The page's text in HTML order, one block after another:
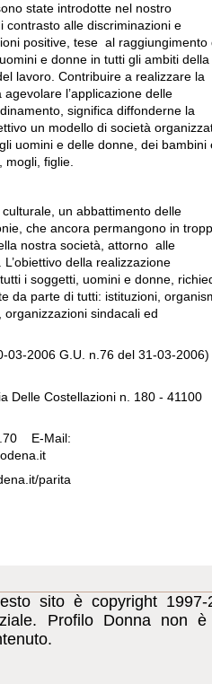
state introdotte nel nostro
contrasto alle discriminazioni e
positive, tese al raggiungimento
e donne in tutti gli ambiti della
lavoro. Contribuire a realizzare la
l’applicazione delle
significa diffonderne la
un modello di società
uomini e delle donne, dei bambini
figlie.
un abbattimento delle
che ancora permangono in
nostra società, attorno alle
della realizzazione
i soggetti, uomini e donne,
da parte di tutti: istituzioni,
sindacali ed
03-2006 G.U. n.76 del 31-03-2006)
Delle Costellazioni n. 180 - 41100
E-Mail:
parita
sito è copyright
Profilo Donna